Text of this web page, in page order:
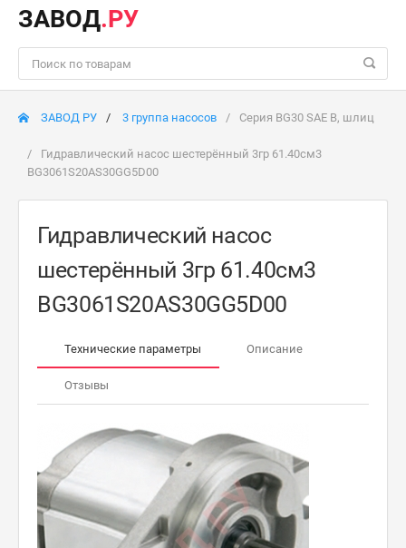
ЗАВОД.РУ
ЗАВОД РУ 3 группа насосов Серия BG30 SAE B, шлиц
Гидравлический насос шестерённый 3гр 61.40см3
BG3061S20AS30GG5D00
Гидравлический насос
шестерённый 3гр 61.40см3
BG3061S20AS30GG5D00
Технические параметры Описание
Отзывы